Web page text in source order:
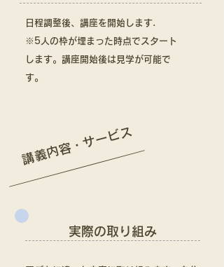
日程調整後、講座を開始します.
​※5人の枠が埋まった時点でスタート
します。講座開始後は見学が可能で
す。
講義内容・​サービス
​実際の取り組み